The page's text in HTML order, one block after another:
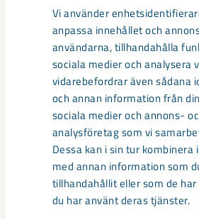
Vi använder
anpassa innehållet och
användarna, tillhandahålla
sociala medier och analysera
vidarebefordrar även sådana
och annan information från
sociala medier och annons-
analysföretag som vi
Dessa kan i sin tur
med annan information som
tillhandahållit eller som de
du har använt deras tjänster.
Sibirien-området i
centrum avvecklas
Under sommaren 2026 fortsätter